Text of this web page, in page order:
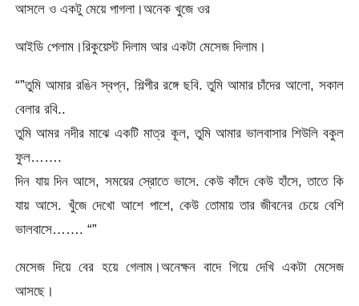
আসলে ও একটু মেয়ে পাগলা।অনেক খুজে ওর
আইডি পেলাম।রিকুয়েস্ট দিলাম আর একটা মেসেজ দিলাম।
“”তুমি আমার রঙিন স্বপ্ন, শিল্পীর রঙ্গে ছবি. তুমি আমার চাঁদের আলো, সকাল
বেলার রবি..
তুমি আমর নদীর মাঝে একটি মাত্র কূল, তুমি আমার ভালবাসার শিউলি বকুল
ফুল…….
দিন যায় দিন আসে, সময়ের স্রোতে ভাসে. কেউ কাঁদে কেউ হাঁসে, তাতে কি
যায় আসে. খুঁজে দেখো আশে পাশে, কেউ তোমায় তার জীবনের চেয়ে বেশি
ভালবাসে……. “”
মেসেজ দিয়ে বের হয়ে গেলাম।অনেক্ষন বাদে গিয়ে দেখি একটা মেসেজ
আসছে।